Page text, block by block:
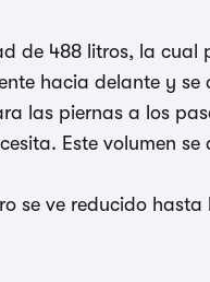
de 488 litros, la cual
hacia delante y se
las piernas a los
Este volumen
se ve reducido